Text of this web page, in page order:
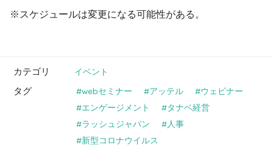
※スケジュールは変更になる可能性がある。
カテゴリ イベント
タグ webセミナー アッテル
ウェビナー
エンゲージメント
タナベ経営
ラッシュジャパン
人事
新型コロナウイルス